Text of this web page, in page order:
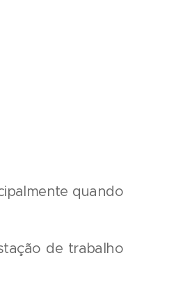
quando
de trabalho